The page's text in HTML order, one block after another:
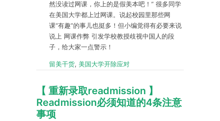
然没读过网课，你上的是假美本吧！” 很多同学
在美国大学都上过网课。说起校园里那些网
课“有趣”的事儿也挺多！但小编觉得有必要来说
说上 网课作弊 引发学校教授歧视中国人的段
子，给大家一点警示！
留美干货, 美国大学开除应对
【 重新录取readmission 】
Readmission必须知道的4条注意
事项